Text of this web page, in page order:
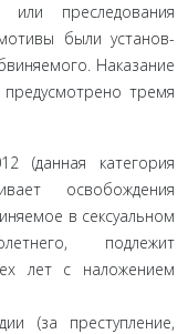
или преследования
мотивы были установ­
Наказа­ние
тремя
(данная категория
освобождения
в сексуальном
подлежит
лет с наложением
(за преступление,